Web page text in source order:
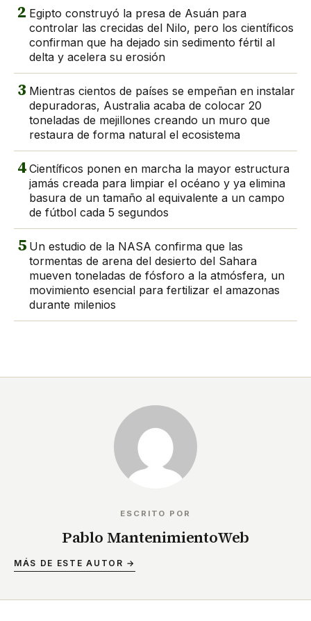
2 Egipto construyó la presa de Asuán para
controlar las crecidas del Nilo, pero los científicos
confirman que ha dejado sin sedimento fértil al
delta y acelera su erosión
3 Mientras cientos de países se empeñan en instalar
depuradoras, Australia acaba de colocar 20
toneladas de mejillones creando un muro que
restaura de forma natural el ecosistema
4 Científicos ponen en marcha la mayor estructura
jamás creada para limpiar el océano y ya elimina
basura de un tamaño al equivalente a un campo
de fútbol cada 5 segundos
5 Un estudio de la NASA confirma que las
tormentas de arena del desierto del Sahara
mueven toneladas de fósforo a la atmósfera, un
movimiento esencial para fertilizar el amazonas
durante milenios
ESCRITO POR
Pablo MantenimientoWeb
MÁS DE ESTE AUTOR →